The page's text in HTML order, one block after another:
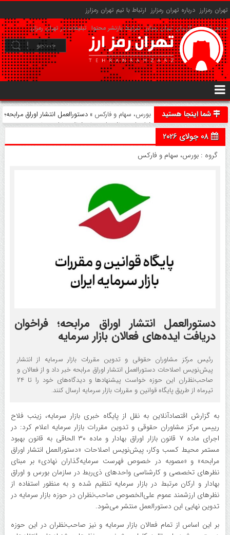
تهران رمزارز درباره تهران رمزارز ارتباط با تیم تهران رمزارز
حریم شخصی کاربران تهران رمزارز شرایط بازنشر محتوا تبلیغات در تهران رمزارز
شما اینجا هستید بورس، سهام و فارکس » دستورالعمل انتشار اوراق مرابحه؛
فراخوان دریافت ایده‌های فعالان بازار سرمایه
08 جولای 2026
گروه :بورس، سهام و فارکس
دستورالعمل انتشار اوراق مرابحه؛ فراخوان
دریافت ایده‌های فعالان بازار سرمایه
رئیس مرکز مشاوران حقوقی و تدوین مقررات بازار سرمایه از انتشار
پیش‌نویس اصلاحات دستورالعمل انتشار اوراق مرابحه خبر داد و از فعالان و
صاحب‌نظران این حوزه خواست پیشنهاد‌ها و دیدگاه‌های خود را تا ۲۴
تیرماه از طریق پایگاه قوانین و مقررات بازار سرمایه ارسال کنند.
به گزارش اقتصادآنلاین به نقل از پایگاه خبری بازار سرمایه، زینب فلاح
رییس مرکز مشاوران حقوقی و تدوین مقررات بازار سرمایه اعلام کرد: در
اجرای ماده ۷ قانون بازار اوراق بهادار و ماده ۳۰ الحاقی به قانون بهبود
مستمر محیط کسب وکار، پیش‌نویس اصلاحات «دستورالعمل انتشار اوراق
مرابحه» و «مصوبه در خصوص فهرست سرمایه‌گذاران نهادی» بر مبنای
نظر‌های تخصصی و کارشناسی واحد‌های ذی‌ربط در سازمان بورس و اوراق
بهادار و ارکان مرتبط در بازار سرمایه تنظیم شده و به منظور استفاده از
نظر‌های ارزشمند عموم علی‌الخصوص صاحب‌نظران در حوزه بازار سرمایه در
تدوین نهایی این دستورالعمل منتشر می‌شود.
بر این اساس از تمام فعالان بازار سرمایه و نیز صاحب‌نظران در این حوزه